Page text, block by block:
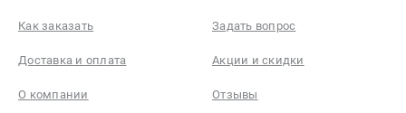
Как заказать Задать вопрос
Доставка и оплата Акции и скидки
О компании Отзывы